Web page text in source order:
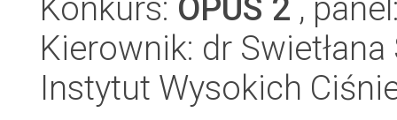
Konkurs: OPUS 2 ,
Kierownik: dr
Instytut Wysokich